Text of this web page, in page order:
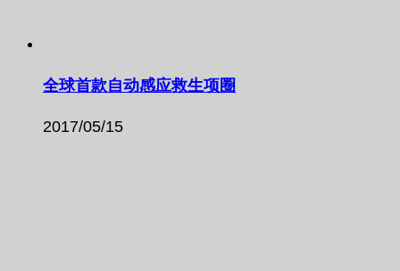
全球首款自动感应救生项圈
2017/05/15